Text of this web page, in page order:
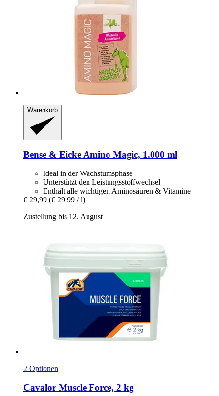
Warenkorb
Bense & Eicke Amino Magic, 1.000 ml
Ideal in der Wachstumsphase
Unterstützt den Leistungsstoffwechsel
Enthält alle wichtigen Aminosäuren & Vitamine
€ 29,99 (€ 29,99 / l)
Zustellung bis 12. August
2 Optionen
Cavalor Muscle Force, 2 kg